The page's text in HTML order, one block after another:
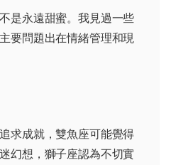
是永遠甜蜜。我見過一些
要問題出在情緒管理和現
求成就，雙魚座可能覺得
幻想，獅子座認為不切實